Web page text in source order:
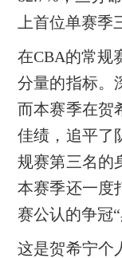
上首位单赛季
在CBA的常规
分量的指标。
而本赛季在贺
佳绩，追平了
规赛第三名的
本赛季还一度
赛公认的争冠“
这是贺希宁个